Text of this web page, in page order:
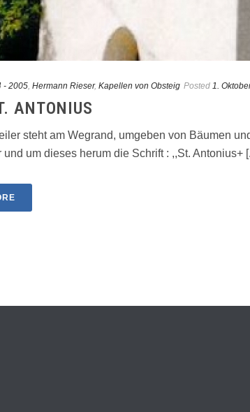
- 2005, Hermann Rieser, Kapellen von Obsteig Posted 1.
ANTONIUS
steht am Wegrand, umgeben von Bäumen
und um dieses herum die Schrift : ,,St. Antonius+